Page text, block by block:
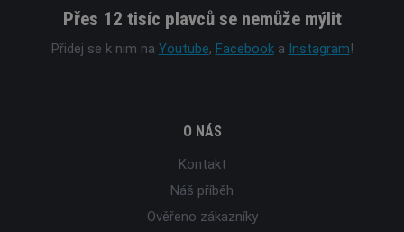
Přes 12 tisíc plavců se nemůže mýlit
Přidej se k nim na Youtube, Facebooka Instagram!
O NÁS
Kontakt
Náš příběh
Ověřeno zákazníky